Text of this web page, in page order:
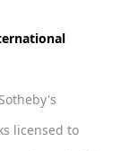
licensed to